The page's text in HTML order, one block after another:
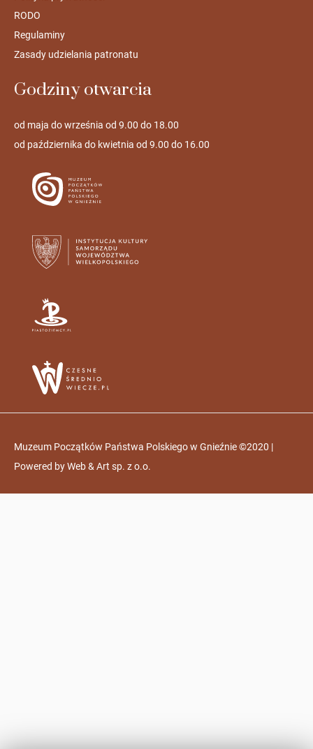
RODO
Regulaminy
Zasady udzielania patronatu
Godziny otwarcia
od maja do września od 9.00 do 18.00
od października do kwietnia od 9.00 do 16.00
Muzeum Początków Państwa Polskiego w Gnieźnie ©2020 |
Powered byWeb & Art sp. z o.o.